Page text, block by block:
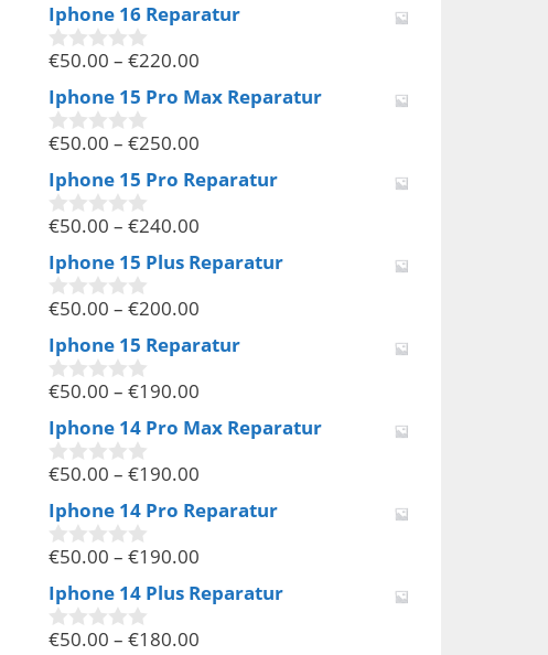
o
n
5
Iphone 16 Reparatur
0
o
n
5
€50.00 – €220.00
Iphone 15 Pro Max Reparatur
0
o
n
5
€50.00 – €250.00
Iphone 15 Pro Reparatur
0
o
n
5
€50.00 – €240.00
Iphone 15 Plus Reparatur
0
o
n
5
€50.00 – €200.00
Iphone 15 Reparatur
0
o
n
5
€50.00 – €190.00
Iphone 14 Pro Max Reparatur
0
o
n
5
€50.00 – €190.00
Iphone 14 Pro Reparatur
0
o
n
5
€50.00 – €190.00
Iphone 14 Plus Reparatur
0
€50.00 – €180.00